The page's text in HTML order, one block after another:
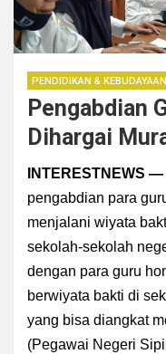
PENDIDIKAN & KEBUDAYAAN
Pengabdian
Dihargai
INTERESTNEWS —
pengabdian para
menjalani wiyata
sekolah-sekolah
dengan para guru
berwiyata bakti di
yang bisa diangkat
(Pegawai Negeri